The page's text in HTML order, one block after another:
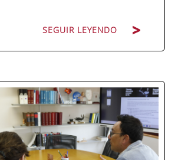
SEGUIR LEYENDO
2025/2026 de ENAE Business
en una de las más
de la historia de la escuela
celebrada en Murcia
y más de 600 asistentes.